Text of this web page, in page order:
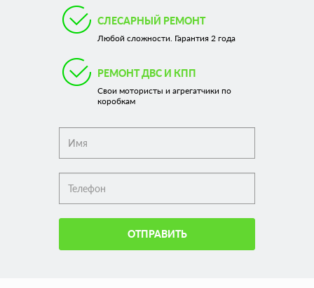
СЛЕСАРНЫЙ РЕМОНТ
Любой сложности. Гарантия 2 года
РЕМОНТ ДВС И КПП
Свои мотористы и агрегатчики по
коробкам
ОТПРАВИТЬ